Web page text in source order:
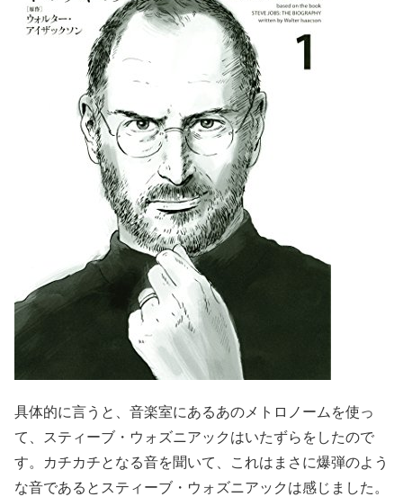
具体的に言うと、音楽室にあるあのメトロノームを使っ
て、スティーブ・ウォズニアックはいたずらをしたので
す。カチカチとなる音を聞いて、これはまさに爆弾のよう
な音であるとスティーブ・ウォズニアックは感じました。